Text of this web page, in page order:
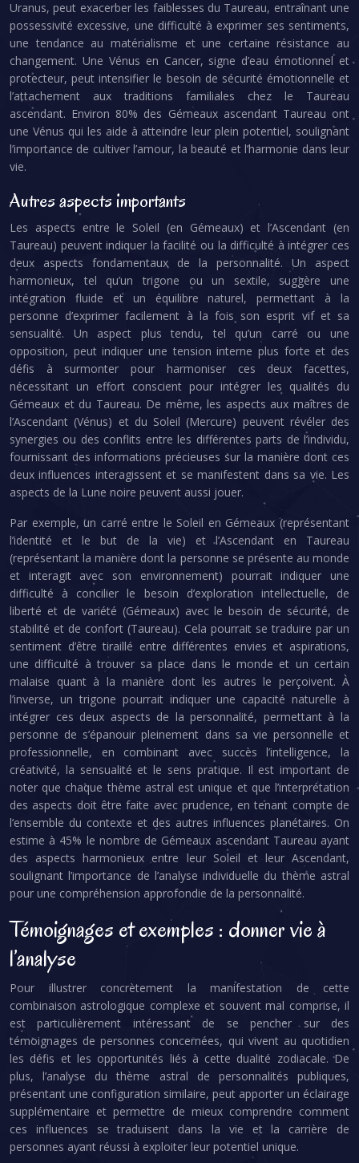
Uranus, peut exacerber les faiblesses du Taureau, entraînant une
possessivité excessive, une difficulté à exprimer ses sentiments,
une tendance au matérialisme et une certaine résistance au
changement. Une Vénus en Cancer, signe d’eau émotionnel et
protecteur, peut intensifier le besoin de sécurité émotionnelle et
l’attachement aux traditions familiales chez le Taureau
ascendant. Environ 80% des Gémeaux ascendant Taureau ont
une Vénus qui les aide à atteindre leur plein potentiel, soulignant
l’importance de cultiver l’amour, la beauté et l’harmonie dans leur
vie.
Autres aspects importants
Les aspects entre le Soleil (en Gémeaux) et l’Ascendant (en
Taureau) peuvent indiquer la facilité ou la difficulté à intégrer ces
deux aspects fondamentaux de la personnalité. Un aspect
harmonieux, tel qu’un trigone ou un sextile, suggère une
intégration fluide et un équilibre naturel, permettant à la
personne d’exprimer facilement à la fois son esprit vif et sa
sensualité. Un aspect plus tendu, tel qu’un carré ou une
opposition, peut indiquer une tension interne plus forte et des
défis à surmonter pour harmoniser ces deux facettes,
nécessitant un effort conscient pour intégrer les qualités du
Gémeaux et du Taureau. De même, les aspects aux maîtres de
l’Ascendant (Vénus) et du Soleil (Mercure) peuvent révéler des
synergies ou des conflits entre les différentes parts de l’individu,
fournissant des informations précieuses sur la manière dont ces
deux influences interagissent et se manifestent dans sa vie. Les
aspects de la Lune noire peuvent aussi jouer.
Par exemple, un carré entre le Soleil en Gémeaux (représentant
l’identité et le but de la vie) et l’Ascendant en Taureau
(représentant la manière dont la personne se présente au monde
et interagit avec son environnement) pourrait indiquer une
difficulté à concilier le besoin d’exploration intellectuelle, de
liberté et de variété (Gémeaux) avec le besoin de sécurité, de
stabilité et de confort (Taureau). Cela pourrait se traduire par un
sentiment d’être tiraillé entre différentes envies et aspirations,
une difficulté à trouver sa place dans le monde et un certain
malaise quant à la manière dont les autres le perçoivent. À
l’inverse, un trigone pourrait indiquer une capacité naturelle à
intégrer ces deux aspects de la personnalité, permettant à la
personne de s’épanouir pleinement dans sa vie personnelle et
professionnelle, en combinant avec succès l’intelligence, la
créativité, la sensualité et le sens pratique. Il est important de
noter que chaque thème astral est unique et que l’interprétation
des aspects doit être faite avec prudence, en tenant compte de
l’ensemble du contexte et des autres influences planétaires. On
estime à 45% le nombre de Gémeaux ascendant Taureau ayant
des aspects harmonieux entre leur Soleil et leur Ascendant,
soulignant l’importance de l’analyse individuelle du thème astral
pour une compréhension approfondie de la personnalité.
Témoignages et exemples : donner vie à
l’analyse
Pour illustrer concrètement la manifestation de cette
combinaison astrologique complexe et souvent mal comprise, il
est particulièrement intéressant de se pencher sur des
témoignages de personnes concernées, qui vivent au quotidien
les défis et les opportunités liés à cette dualité zodiacale. De
plus, l’analyse du thème astral de personnalités publiques,
présentant une configuration similaire, peut apporter un éclairage
supplémentaire et permettre de mieux comprendre comment
ces influences se traduisent dans la vie et la carrière de
personnes ayant réussi à exploiter leur potentiel unique.